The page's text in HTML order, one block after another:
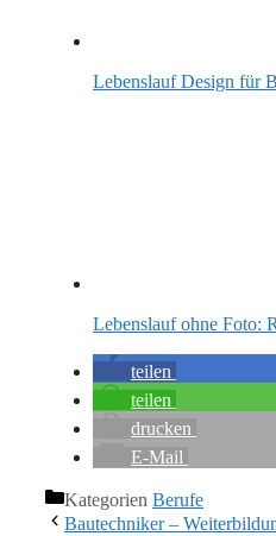
Lebenslauf Design für
Lebenslauf ohne Foto:
teilen
teilen
drucken
E-Mail
Kategorien Berufe
Bautechniker –